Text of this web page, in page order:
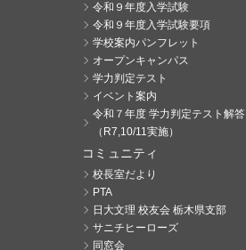
令和９年度入学試験
令和９年度入学試験要項
学校案内パンフレット
オープンキャンパス
学力判定テスト
イベント案内
令和７年度 学力判定テスト解答
（R7,10/11実施）
コミュニティ
校長室だより
PTA
日大文理 校友会 栃木県支部
サニチヒーローズ
同窓会